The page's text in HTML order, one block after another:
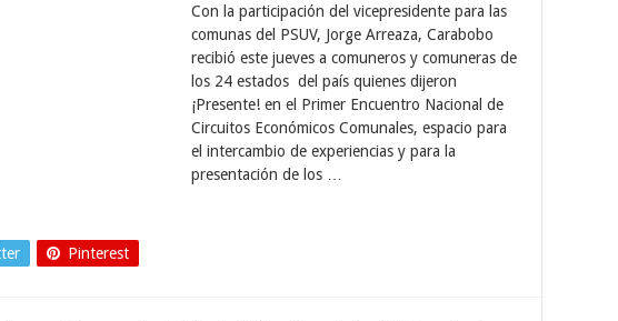
Con la participación del vicepresidente para las
comunas del PSUV, Jorge Arreaza, Carabobo
recibió este jueves a comuneros y comuneras de
los 24 estados del país quienes dijeron
¡Presente! en el Primer Encuentro Nacional de
Circuitos Económicos Comunales, espacio para
el intercambio de experiencias y para la
presentación de los …
Pinterest